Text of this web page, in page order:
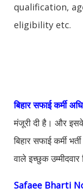
qualification,
eligibility etc.
बिहार सफाई कर्मी
मंजूरी दी है। और इसके
बिहार सफाई कर्मी
वाले इच्छुक
Safaee Bharti